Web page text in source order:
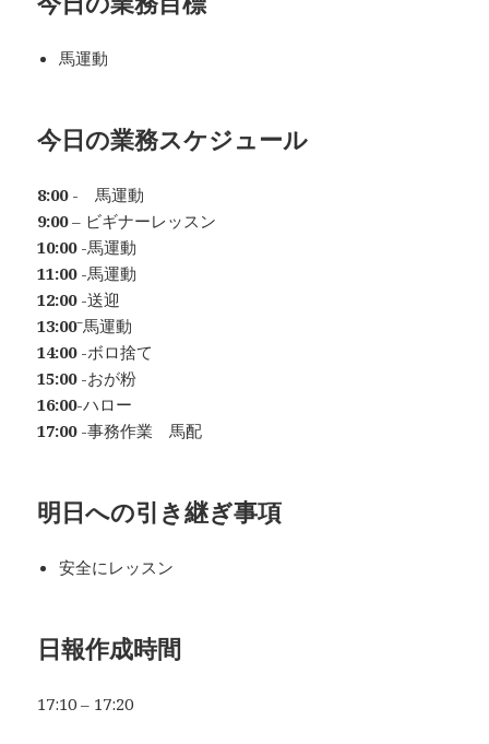
馬運動
今日の業務スケジュール
8:00- 馬運動
9:00– ビギナーレッスン
10:00-馬運動
11:00-馬運動
12:00-送迎
13:00⁻馬運動
14:00-ボロ捨て
15:00-おが粉
16:00-ハロー
17:00-事務作業 馬配
明日への引き継ぎ事項
安全にレッスン
日報作成時間
17:10 – 17:20